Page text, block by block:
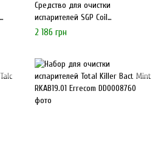
Средство для очистки
испарителей SGP Coil
CleanerAB1244.P.01 Errecom
2 186 грн